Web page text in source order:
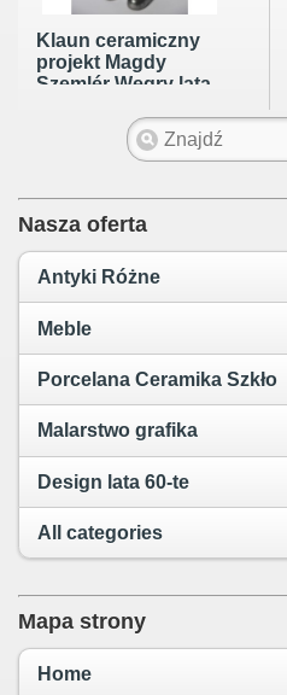
Klaun ceramiczny
projekt Magdy
Szemlér Węgry lata
Nasza oferta
Antyki Różne
Meble
Porcelana Ceramika Szkło
Malarstwo grafika
Design lata 60-te
All categories
Mapa strony
Home